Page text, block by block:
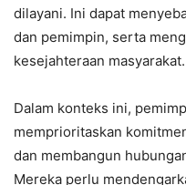
dilayani. Ini dapat
dan pemimpin, serta
kesejahteraan masyarakat.
Dalam konteks ini,
memprioritaskan
dan membangun
Mereka perlu